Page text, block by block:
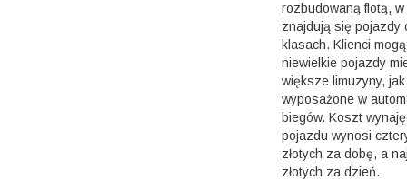
rozbudowaną flotą, w
znajdują się pojazdy
klasach. Klienci
niewielkie pojazdy
większe limuzyny,
wyposażone w
biegów. Koszt
pojazdu wynosi
złotych za dobę, a
złotych za dzień.